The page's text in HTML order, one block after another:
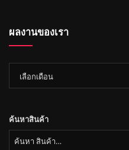
ผลงานของเรา
งาน
ค้นหาสินค้า